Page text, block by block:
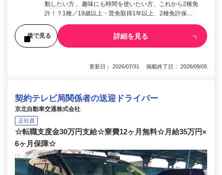
動したい方 、趣味にも時間を使いたい方、これから2種免
許！？1種／19歳以上・普免取得1年以上、2種免許保…
後で見る 詳細を見る
更新日： 2026/07/31 掲載終了日： 2026/09/05
契約テレビ局関係者の送迎ドライバー
京北自動車交通株式会社
正社員
☆転職支度金30万円支給☆寮費12ヶ月無料☆月給35万円×
6ヶ月保障☆